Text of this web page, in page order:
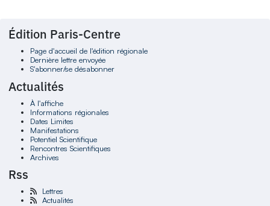
Édition Paris-Centre
Page d'accueil de l'édition régionale
Dernière lettre envoyée
S'abonner/se désabonner
Actualités
À l'affiche
Informations régionales
Dates Limites
Manifestations
Potentiel Scientifique
Rencontres Scientifiques
Archives
Rss
Lettres
Actualités